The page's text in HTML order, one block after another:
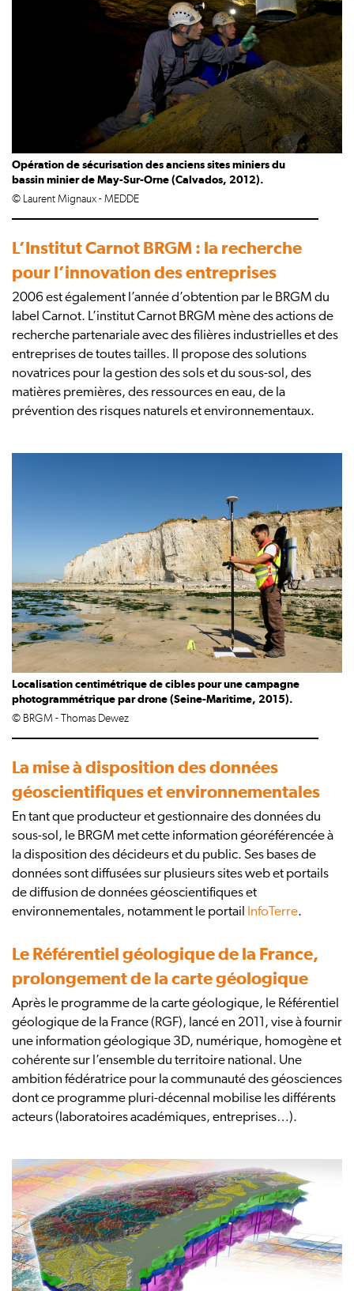
Opération de sécurisation des anciens sites miniers du
bassin minier de May-Sur-Orne (Calvados, 2012).
© Laurent Mignaux - MEDDE
L’Institut Carnot BRGM : la recherche
pour l’innovation des entreprises
2006 est également l’année d’obtention par le BRGM du
label Carnot. L’institut Carnot BRGM mène des actions de
recherche partenariale avec des filières industrielles et des
entreprises de toutes tailles. Il propose des solutions
novatrices pour la gestion des sols et du sous-sol, des
matières premières, des ressources en eau, de la
prévention des risques naturels et environnementaux.
Localisation centimétrique de cibles pour une campagne
photogrammétrique par drone (Seine-Maritime, 2015).
© BRGM - Thomas Dewez
La mise à disposition des données
géoscientifiques et environnementales
En tant que producteur et gestionnaire des données du
sous-sol, le BRGM met cette information géoréférencée à
la disposition des décideurs et du public. Ses bases de
données sont diffusées sur plusieurs sites web et portails
de diffusion de données géoscientifiques et
environnementales, notamment le portail
InfoTerre.
Le Référentiel géologique de la France,
prolongement de la carte géologique
Après le programme de la carte géologique, le Référentiel
géologique de la France (RGF), lancé en 2011, vise à fournir
une information géologique 3D, numérique, homogène et
cohérente sur l’ensemble du territoire national. Une
ambition fédératrice pour la communauté des géosciences
dont ce programme pluri-décennal mobilise les différents
acteurs (laboratoires académiques, entreprises…).